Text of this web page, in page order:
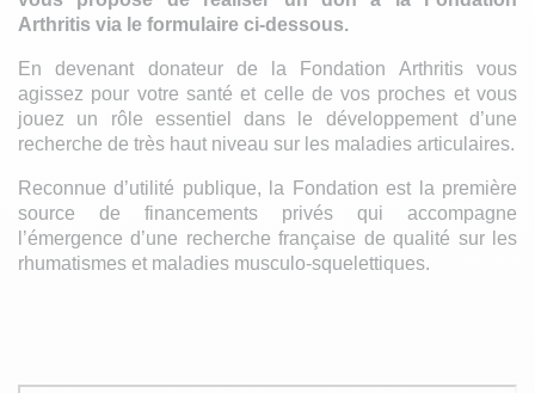
Arthritis via le formulaire ci-dessous.
En devenant donateur de la Fondation Arthritis vous
agissez pour votre santé et celle de vos proches et vous
jouez un rôle essentiel dans le développement d’une
recherche de très haut niveau sur les maladies articulaires.
Reconnue d’utilité publique, la Fondation est la première
source de financements privés qui accompagne
l’émergence d’une recherche française de qualité sur les
rhumatismes et maladies musculo-squelettiques.